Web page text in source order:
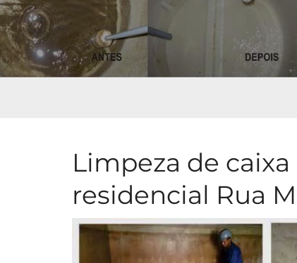
Limpeza de
residencial Rua